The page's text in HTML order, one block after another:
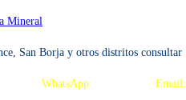
Mineral
San Borja y otros distritos consultar
WhatsApp: Email: